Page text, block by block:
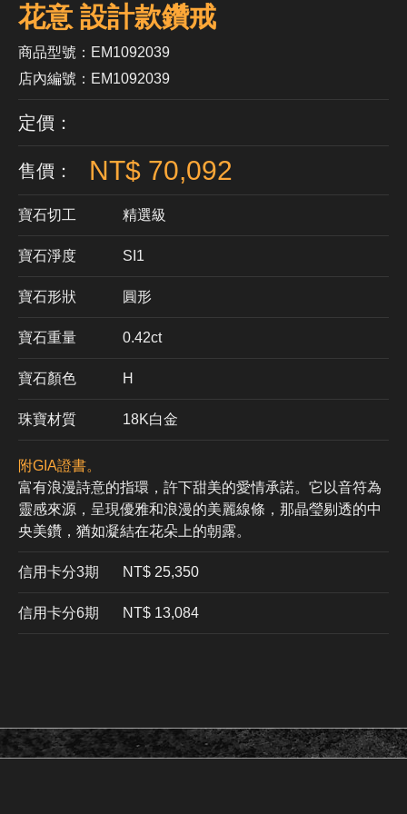
花意 設計款鑽戒
商品型號：EM1092039
店內編號：EM1092039
定價：
售價： NT$ 70,092
寶石切工 精選級
寶石淨度 SI1
寶石形狀 ​圓形
寶石重量 0.42ct
寶石顏色 H
珠寶材質 18K白金
附GIA證書。
富有浪漫詩意的指環，許下甜美的愛情承諾。它以音符為
靈感來源，呈現優雅和浪漫的美麗線條，那晶瑩剔透的中
央美鑽，猶如凝結在花朵上的朝露。
信用卡分3期 ​NT$ 25,350
信用卡分6期 NT$ 13,084